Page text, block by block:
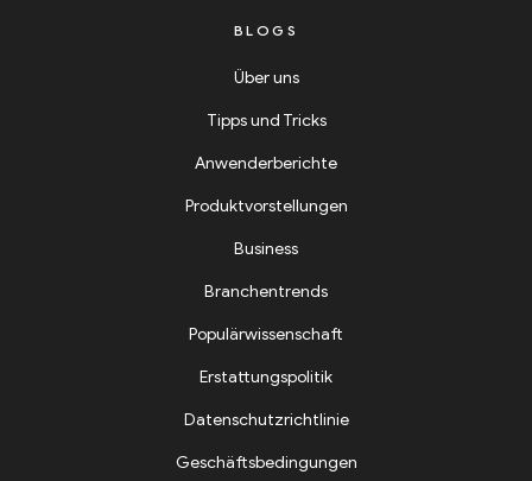
BLOGS
Über uns
Tipps und Tricks
Anwenderberichte
Produktvorstellungen
Business
Branchentrends
Populärwissenschaft
Erstattungspolitik
Datenschutzrichtlinie
Geschäftsbedingungen